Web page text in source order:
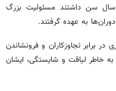
سال سن داشتند مسئولیت بزرگ
به عهده گرفتند.
در برابر تجاوزکاران و فرونشاندن
خاطر لیاقت و شایستگی، ایشان